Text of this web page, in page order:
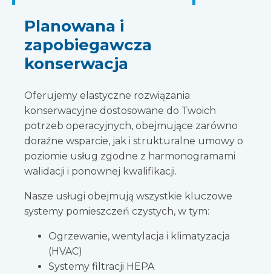
Planowana i
zapobiegawcza
konserwacja
Oferujemy elastyczne rozwiązania
konserwacyjne dostosowane do Twoich
potrzeb operacyjnych, obejmujące zarówno
doraźne wsparcie, jak i strukturalne umowy o
poziomie usług zgodne z harmonogramami
walidacji i ponownej kwalifikacji.
Nasze usługi obejmują wszystkie kluczowe
systemy pomieszczeń czystych, w tym:
Ogrzewanie, wentylacja i klimatyzacja
(HVAC)
Systemy filtracji HEPA